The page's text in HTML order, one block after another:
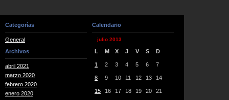
Categorías
General
Archivos
abril 2021
marzo 2020
febrero 2020
enero 2020
Calendario
julio 2013
L M X J V S D
1 2 3 4 5 6 7
8 9 10 11 12 13 14
15 16 17 18 19 20 21